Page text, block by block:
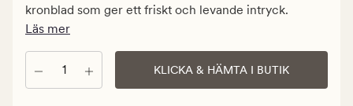
99,99
kr
kronblad som ger ett friskt och levande intryck.
Läs mer
Antal KLICKA & HÄMTA I BUTIK